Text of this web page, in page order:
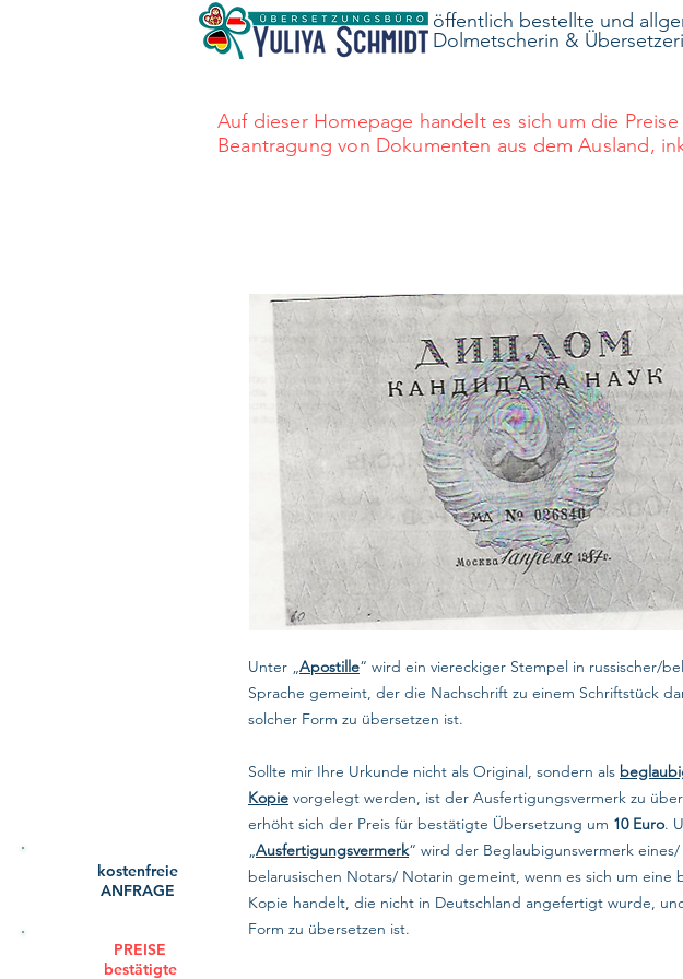
öffentlich bestellte und
Dolmetscherin &
Unter „Apostille“ wird ein viereckiger Stempel in russischer/
Sprache gemeint, der die Nachschrift zu einem Schriftstück
solcher Form zu übersetzen ist.
Sollte mir Ihre Urkunde nicht als Original, sondern als
Kopie vorgelegt werden, ist der Ausfertigungsvermerk zu
erhöht sich der Preis für bestätigte Übersetzung um 10 Euro.
„Ausfertigungsvermerk“ wird der Beglaubigunsvermerk
belarusischen Notars/ Notarin gemeint, wenn es sich um eine
Kopie handelt, die nicht in Deutschland angefertigt wurde,
Form zu übersetzen ist.
Auf dieser Homepage handelt es sich um die
Beantragung von Dokumenten aus dem Ausland,
PREISE
bestätigte
kostenfreie
ANFRAGE